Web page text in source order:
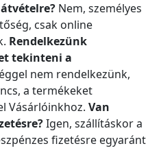
Nem, személyes
csak online
Rendelkezünk
tekinteni a
nem rendelkezünk,
a termékeket
Vásárlóinkhoz. Van
Igen, szállításkor a
fizetésre egyaránt